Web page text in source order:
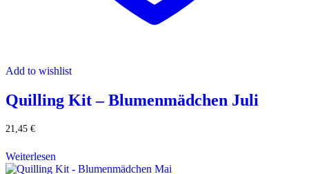
Add to wishlist
Quilling Kit – Blumenmädchen Juli
21,45 €
Weiterlesen